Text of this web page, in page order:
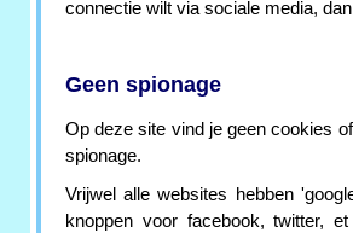
connectie wilt via sociale media,
Geen spionage
Op deze site vind je geen cookies
spionage.
Vrijwel alle websites hebben
knoppen voor facebook, twitter,